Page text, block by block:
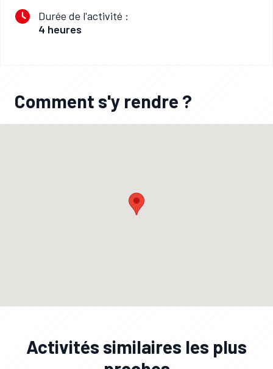
Durée de l'activité :
4 heures
Comment s'y rendre ?
Activités similaires les plus